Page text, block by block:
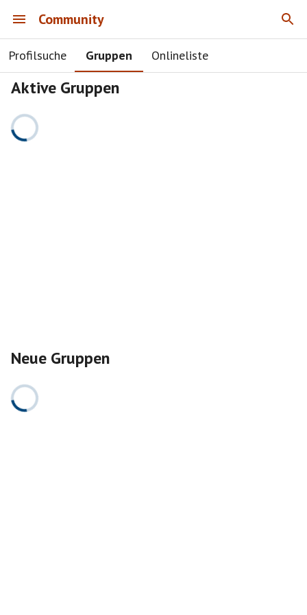
Community
Profilsuche Gruppen Onlineliste
Aktive Gruppen
Neue Gruppen